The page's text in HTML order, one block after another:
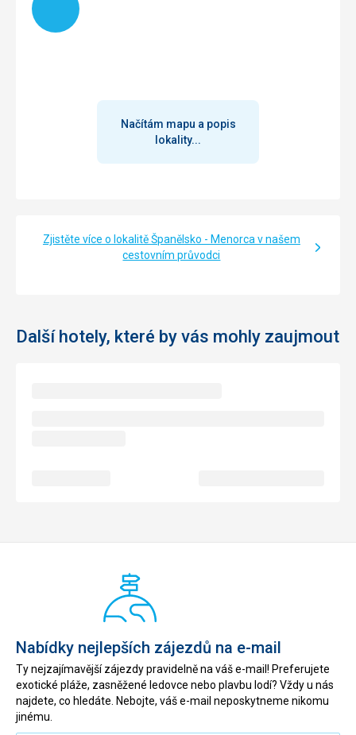
Načítám mapu a popis
lokality...
Zjistěte více o lokalitě Španělsko - Menorca v našem
cestovním průvodci
Další hotely, které by vás mohly zaujmout
Nabídky nejlepších zájezdů na e-mail
Ty nejzajímavější zájezdy pravidelně na váš e-mail! Preferujete
exotické pláže, zasněžené ledovce nebo plavbu lodí? Vždy u nás
najdete, co hledáte. Nebojte, váš e-mail neposkytneme nikomu
jinému.